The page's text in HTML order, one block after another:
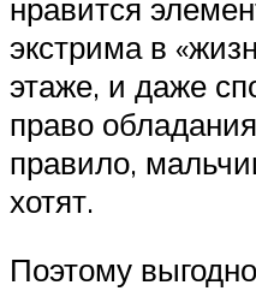
нравится
экстрима в
этаже, и даже
право
правило,
хотят.
Поэтому